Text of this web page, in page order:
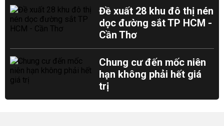
Đề xuất 28 khu đô thị nén
dọc đường sắt TP HCM -
Cần Thơ
Chung cư đến mốc niên
hạn không phải hết giá
trị